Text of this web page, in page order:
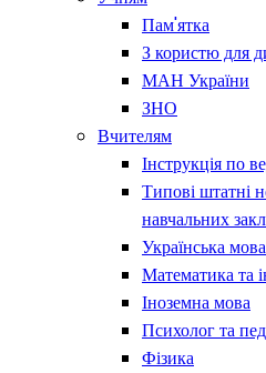
Пам'ятка
З користю для
МАН України
ЗНО
Вчителям
Інструкція по
Типові штатні
навчальних
Українська
Математика та
Іноземна мова
Психолог та
Фізика